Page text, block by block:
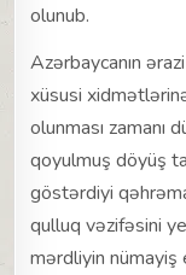
olunub.
Azərbaycanın
xüsusi
olunması zamanı
qoyulmuş döyüş
göstərdiyi
qulluq vəzifəsini
mərdliyin